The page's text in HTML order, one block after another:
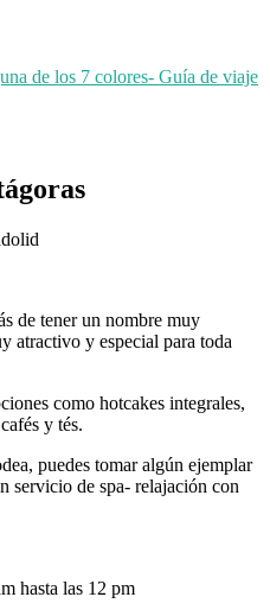
de los 7 colores- Guía de viaje
de tener un nombre muy
atractivo y especial para toda
como hotcakes integrales,
y tés.
puedes tomar algún ejemplar
servicio de spa- relajación con
hasta las 12 pm